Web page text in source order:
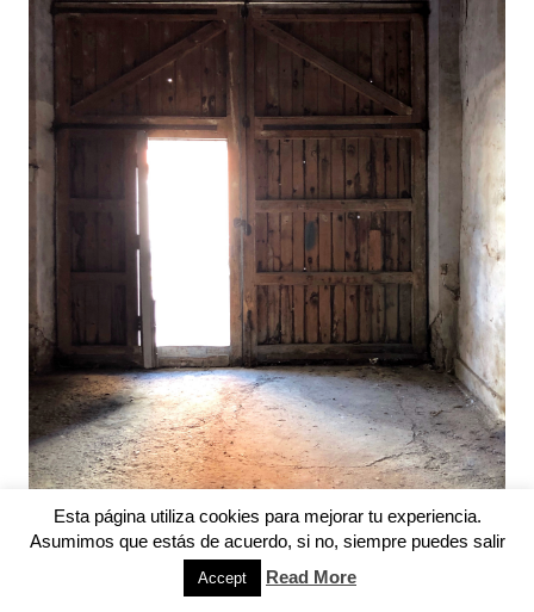
Esta página utiliza cookies para mejorar tu experiencia.
Asumimos que estás de acuerdo, si no, siempre puedes salir
Accept Read More